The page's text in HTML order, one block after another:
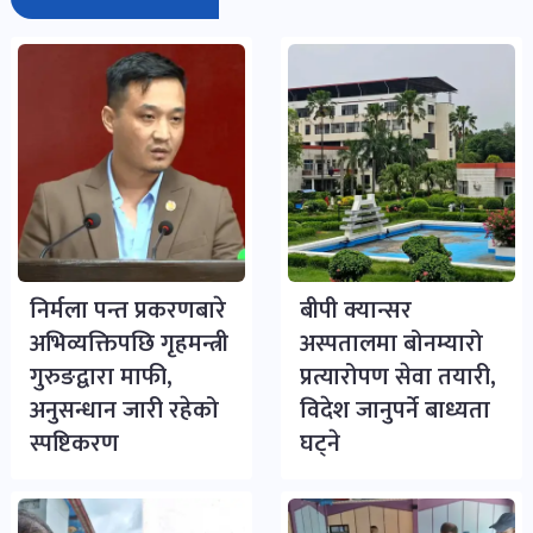
व्यक्ति-
व्यक्तित्व
पोष्ट
विचार-
ब्लग
पोष्ट
निर्मला पन्त प्रकरणबारे
अभिव्यक्तिपछि गृहमन्त्री
गुरुङद्वारा माफी,
अनुसन्धान जारी रहेको
स्पष्टिकरण
बीपी क्यान्सर
अस्पतालमा बोनम्यारो
प्रत्यारोपण सेवा तयारी,
विदेश जानुपर्ने बाध्यता
घट्ने